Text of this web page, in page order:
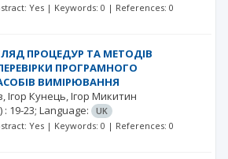
Yes | Keywords: 0 | References: 0
ПРОЦЕДУР ТА МЕТОДІВ
ПРОГРАМНОГО
ВИМІРЮВАННЯ
Ігор Кунець Ігор Микитин
: 19-23; Language:
UK
Yes | Keywords: 0 | References: 0